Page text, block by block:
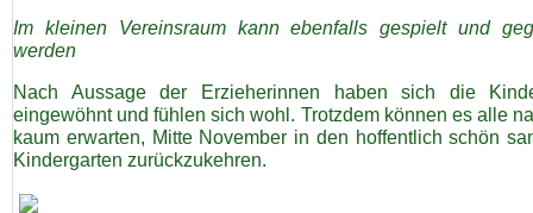
Im kleinen Vereinsraum kann ebenfalls gespielt und
werden
Nach Aussage der Erzieherinnen haben sich die
eingewöhnt und fühlen sich wohl. Trotzdem können es alle
kaum erwarten, Mitte November in den hoffentlich schön
Kindergarten zurückzukehren.